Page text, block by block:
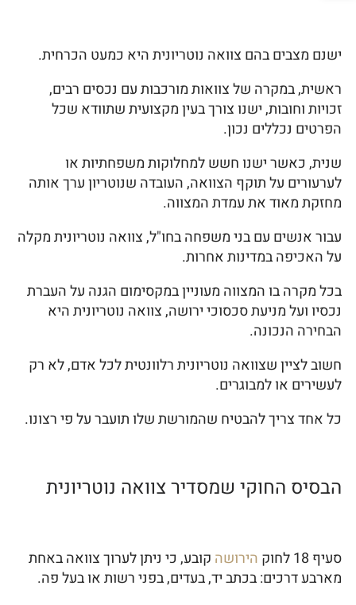
ישנם מצבים בהם צוואה נוטריונית היא כמעט הכרחית.
ראשית, במקרה של צוואות מורכבות עם נכסים רבים,
זכויות וחובות, ישנו צורך בעין מקצועית שתוודא שכל
הפרטים נכללים נכון.
שנית, כאשר ישנו חשש למחלוקות משפחתיות או
לערעורים על תוקף הצוואה, העובדה שנוטריון ערך אותה
מחזקת מאוד את עמדת המצווה.
עבור אנשים עם בני משפחה בחו"ל, צוואה נוטריונית מקלה
על האכיפה במדינות אחרות.
בכל מקרה בו המצווה מעוניין במקסימום הגנה על העברת
נכסיו ועל מניעת סכסוכי ירושה, צוואה נוטריונית היא
הבחירה הנכונה.
חשוב לציין שצוואה נוטריונית רלוונטית לכל אדם, לא רק
לעשירים או למבוגרים.
כל אחד צריך להבטיח שהמורשת שלו תועבר על פי רצונו.
הבסיס החוקי שמסדיר צוואה נוטריונית
סעיף 18 לחוק הירושה קובע, כי ניתן לערוך צוואה באחת
מארבע דרכים: בכתב יד, בעדים, בפני רשות או בעל פה.